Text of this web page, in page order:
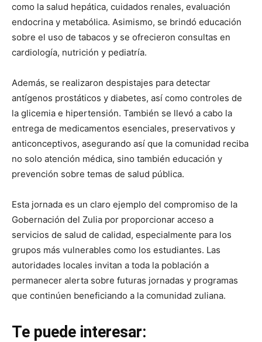
como la salud hepática, cuidados renales, evaluación
endocrina y metabólica. Asimismo, se brindó educación
sobre el uso de tabacos y se ofrecieron consultas en
cardiología, nutrición y pediatría.
Además, se realizaron despistajes para detectar
antígenos prostáticos y diabetes, así como controles de
la glicemia e hipertensión. También se llevó a cabo la
entrega de medicamentos esenciales, preservativos y
anticonceptivos, asegurando así que la comunidad reciba
no solo atención médica, sino también educación y
prevención sobre temas de salud pública.
Esta jornada es un claro ejemplo del compromiso de la
Gobernación del Zulia por proporcionar acceso a
servicios de salud de calidad, especialmente para los
grupos más vulnerables como los estudiantes. Las
autoridades locales invitan a toda la población a
permanecer alerta sobre futuras jornadas y programas
que continúen beneficiando a la comunidad zuliana.
Te puede interesar: